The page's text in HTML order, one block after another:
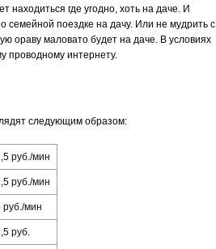
находиться где угодно, хоть на даче. И
семейной поездке на дачу. Или не мудрить с
ораву маловато будет на даче. В условиях
проводному интернету.
следующим образом:
руб./мин
руб./мин
руб./мин
руб.